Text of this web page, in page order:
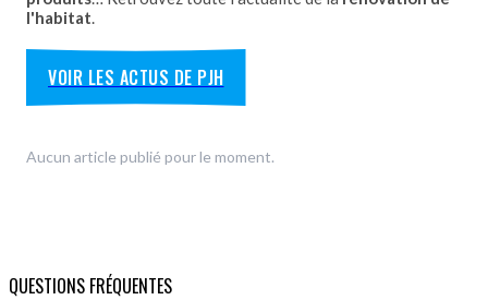
l'habitat.
VOIR LES ACTUS DE PJH
Aucun article publié pour le moment.
QUESTIONS FRÉQUENTES